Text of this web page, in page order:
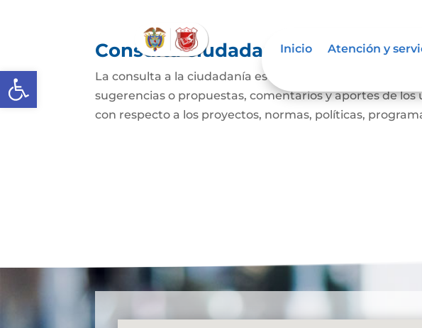
Abrir barra de herramientas
Inicio Atención y
Consulta ciudadana
La consulta a la ciudadanía es un mecanismo de
sugerencias o propuestas, comentarios y aportes de
con respecto a los proyectos, normas, políticas,